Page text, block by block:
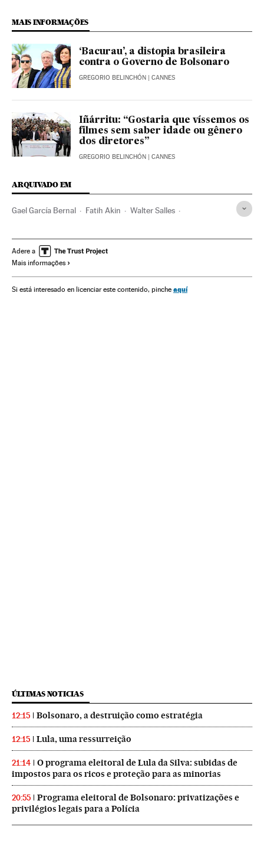
MAIS INFORMAÇÕES
‘Bacurau’, a distopia brasileira
contra o Governo de Bolsonaro
GREGORIO BELINCHÓN | CANNES
Iñárritu: “Gostaria que víssemos os
filmes sem saber idade ou gênero
dos diretores”
GREGORIO BELINCHÓN | CANNES
ARQUIVADO EM
Gael García Bernal Fatih Akin Walter Salles
Diretores cinema Festival Cannes
Andrés Manuel López Obrador
Gobierno México Festivais Cinema Cultura
Adere a
Mais informações
Si está interesado en licenciar este contenido, pinche aquí
ÚLTIMAS NOTICIAS
12:15 Bolsonaro, a destruição como estratégia
12:15 Lula, uma ressurreição
21:14
O programa eleitoral de Lula da Silva: subidas de
impostos para os ricos e proteção para as minorias
20:55
Programa eleitoral de Bolsonaro: privatizações e
privilégios legais para a Polícia